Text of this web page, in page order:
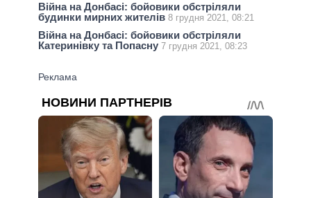
Війна на Донбасі: бойовики обстріляли
будинки мирних жителів 8 грудня 2021, 08:21
Війна на Донбасі: бойовики обстріляли
Катеринівку та Попасну 7 грудня 2021, 08:23